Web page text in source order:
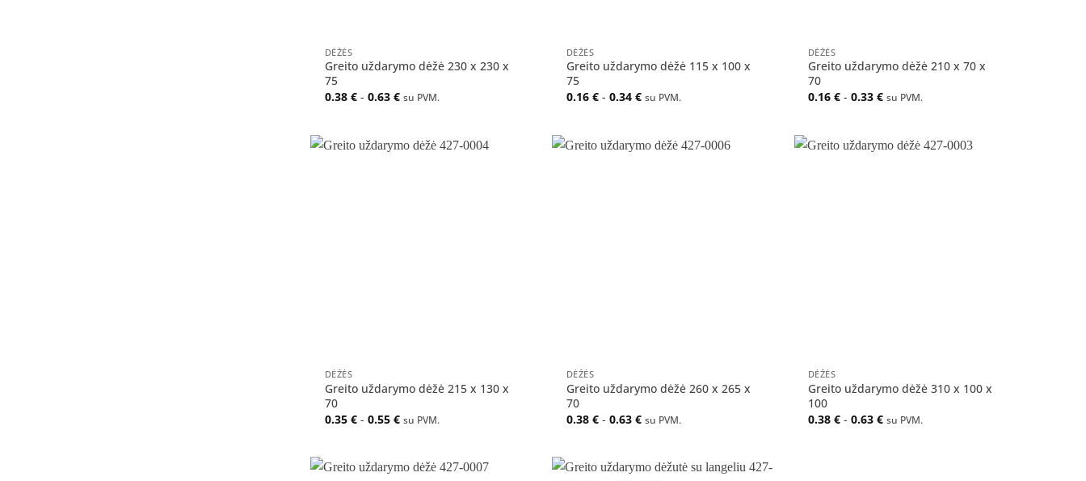
DĖŽĖS
Greito uždarymo dėžė 230 x 230 x
75
0.38 €- 0.63 € su PVM.
DĖŽĖS
Greito uždarymo dėžė 115 x 100 x
75
0.16 €- 0.34 € su PVM.
DĖŽĖS
Greito uždarymo dėžė 210 x 70 x
70
0.16 €- 0.33 € su PVM.
DĖŽĖS
Greito uždarymo dėžė 215 x 130 x
70
0.35 €- 0.55 € su PVM.
DĖŽĖS
Greito uždarymo dėžė 260 x 265 x
70
0.38 €- 0.63 € su PVM.
DĖŽĖS
Greito uždarymo dėžė 310 x 100 x
100
0.38 €- 0.63 € su PVM.